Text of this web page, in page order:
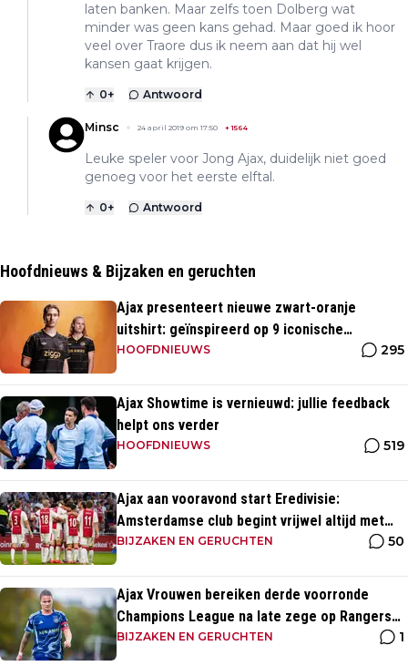
laten banken. Maar zelfs toen Dolberg wat
minder was geen kans gehad. Maar goed ik hoor
veel over Traore dus ik neem aan dat hij wel
kansen gaat krijgen.
0+ Antwoord
Minsc 24 april 2019 om 17:50 +1564
Leuke speler voor Jong Ajax, duidelijk niet goed
genoeg voor het eerste elftal.
0+ Antwoord
Hoofdnieuws & Bijzaken en geruchten
Ajax presenteert nieuwe zwart-oranje
uitshirt: geïnspireerd op 9 iconische
momenten uit clubhistorie
HOOFDNIEUWS 295
Ajax Showtime is vernieuwd: jullie feedback
helpt ons verder
HOOFDNIEUWS 519
Ajax aan vooravond start Eredivisie:
Amsterdamse club begint vrijwel altijd met
zege
BIJZAKEN EN GERUCHTEN 50
Ajax Vrouwen bereiken derde voorronde
Champions League na late zege op Rangers
FC
BIJZAKEN EN GERUCHTEN 1